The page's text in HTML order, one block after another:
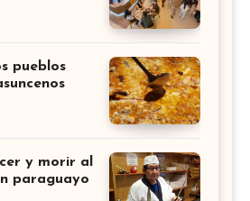
pueblos
y morir al
paraguayo